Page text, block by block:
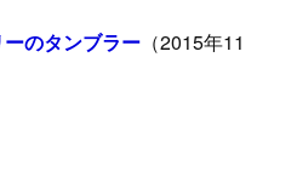
のタンブラー （2015年11